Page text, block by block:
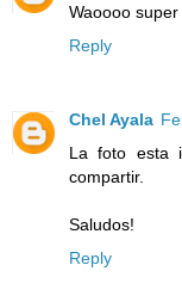
Waoooo
Reply
Chel Ayala
La foto esta
compartir.
Saludos!
Reply